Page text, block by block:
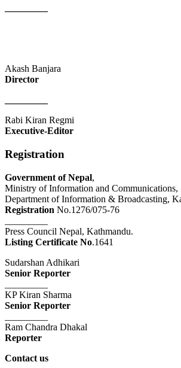
Akash Banjara
Director
Rabi Kiran Regmi
Executive-Editor
Registration
Government of Nepal,
Ministry of Information and Communications,
Department of Information & Broadcasting,
Registration No.1276/075-76
Press Council Nepal, Kathmandu.
Listing Certificate No.1641
Sudarshan Adhikari
Senior Reporter
KP Kiran Sharma
Senior Reporter
Ram Chandra Dhakal
Reporter
Contact us